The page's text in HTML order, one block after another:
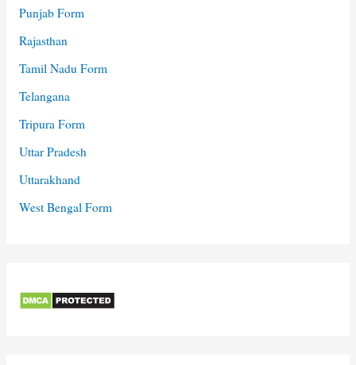
Punjab Form
Rajasthan
Tamil Nadu Form
Telangana
Tripura Form
Uttar Pradesh
Uttarakhand
West Bengal Form